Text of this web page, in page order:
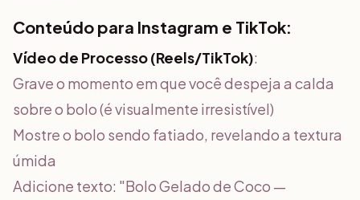
Conteúdo para Instagram e TikTok:
Vídeo de Processo (Reels/TikTok):
Grave o momento em que você despeja a calda
sobre o bolo (é visualmente irresistível)
Mostre o bolo sendo fatiado, revelando a textura
úmida
Adicione texto: "Bolo Gelado de Coco —